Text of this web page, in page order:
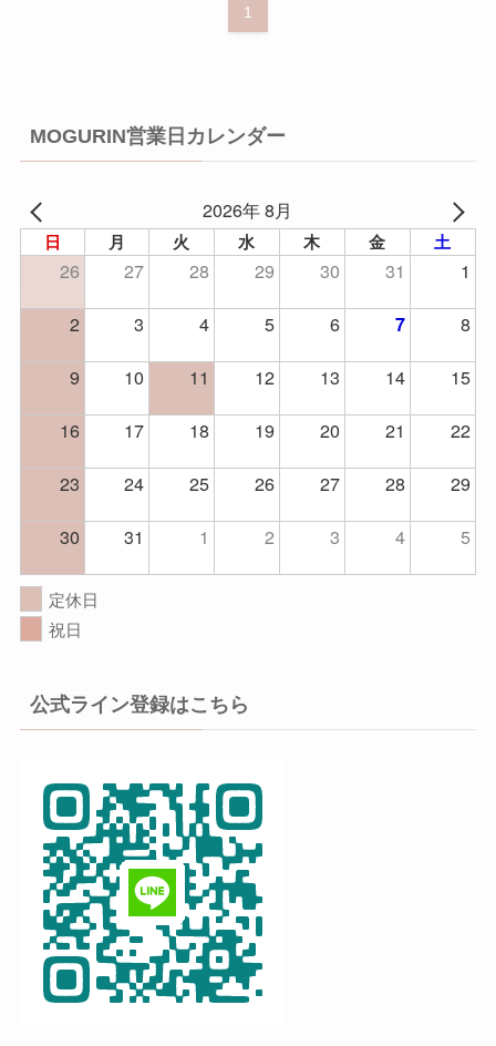
1
MOGURIN営業日カレンダー
2026年 8月
日 月 火 水 木 金 土
26 27 28 29 30 31
1
2
3 4 5 6 7
8
9
10 11 12 13 14
15
16
17 18 19 20 21
22
23
24 25 26 27 28
29
30
31 1 2 3 4 5
定休日
祝日
公式ライン登録はこちら